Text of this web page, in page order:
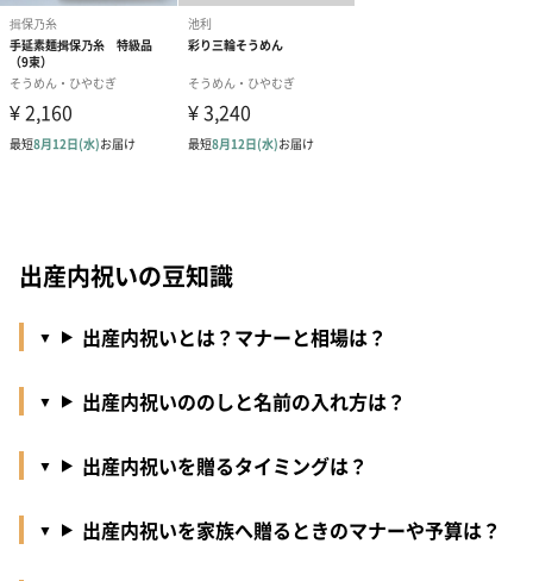
出産内祝いの豆知識
出産内祝いとは？マナーと相場は？
出産内祝いののしと名前の入れ方は？
出産内祝いを贈るタイミングは？
出産内祝いを家族へ贈るときのマナーや予算は？